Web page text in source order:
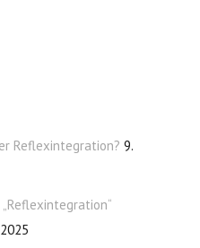
Reflexintegration? 9.